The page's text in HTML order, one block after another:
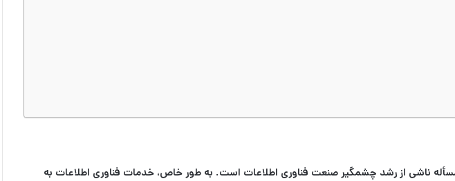
مسأله ناشی از رشد چشمگیر صنعت فناوری اطلاعات است. به طور خاص، خدمات فناوری اطلاعات به